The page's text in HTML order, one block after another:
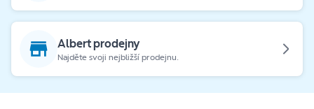
Albert prodejny
Najděte svoji nejbližší prodejnu.